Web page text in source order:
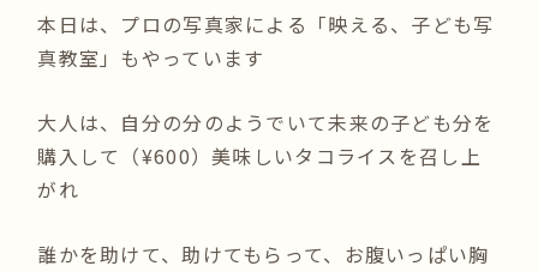
本日は、プロの写真家による「映える、子ども写
真教室」もやっています
大人は、自分の分のようでいて未来の子ども分を
購入して（¥600）美味しいタコライスを召し上
がれ
誰かを助けて、助けてもらって、お腹いっぱい胸